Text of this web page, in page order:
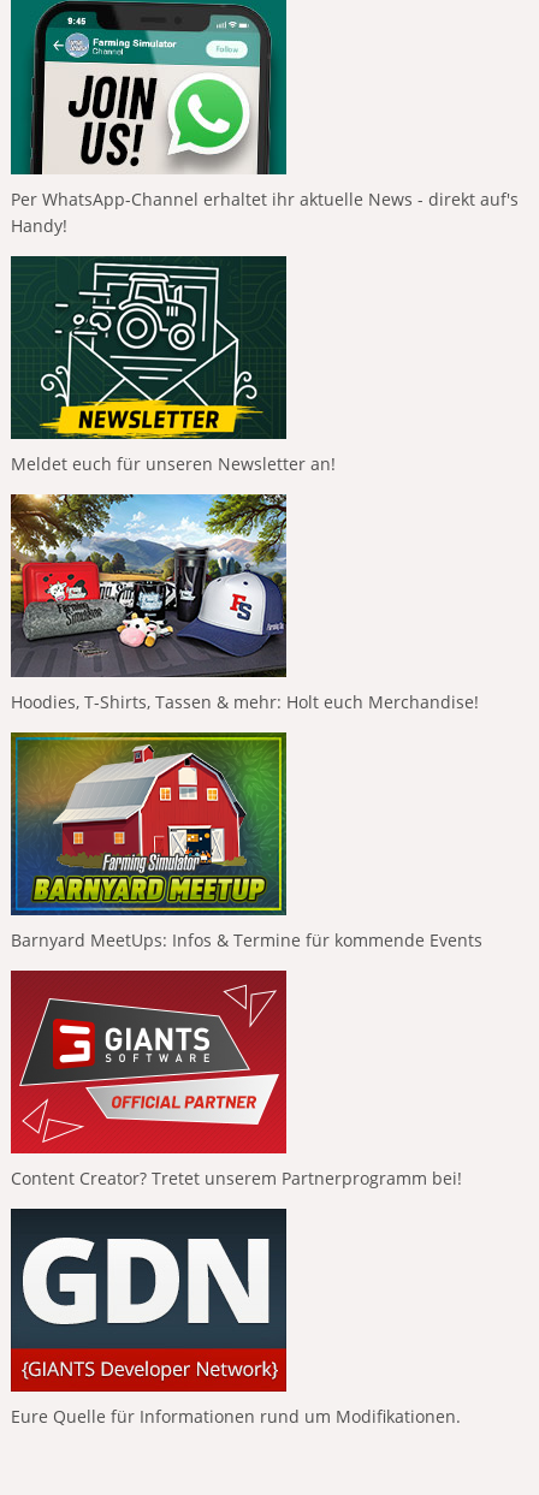
Per WhatsApp-Channel erhaltet ihr aktuelle News - direkt auf's
Handy!
Meldet euch für unseren Newsletter an!
Hoodies, T-Shirts, Tassen & mehr: Holt euch Merchandise!
Barnyard MeetUps: Infos & Termine für kommende Events
Content Creator? Tretet unserem Partnerprogramm bei!
Eure Quelle für Informationen rund um Modifikationen.